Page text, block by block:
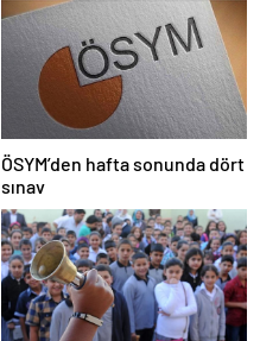
ÖSYM’den hafta sonunda dört
sınav